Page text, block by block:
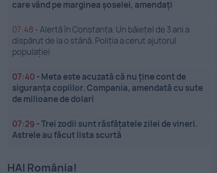
care vând pe marginea șoselei, amendați
07:48 -Alertă în Constanța. Un băiețel de 3 ani a
dispărut de la o stână. Poliția a cerut ajutorul
populației
07:40 - Meta este acuzată că nu ține cont de
siguranța copiilor. Compania, amendată cu sute
de milioane de dolari
07:29 -Trei zodii sunt răsfățatele zilei de vineri.
Astrele au făcut lista scurtă
HAI România!